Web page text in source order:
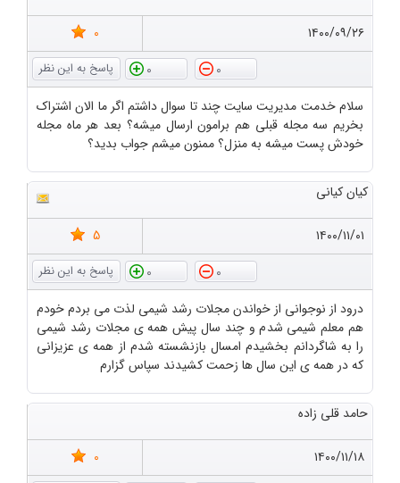
۱۴۰۰/۰۹/۲۶
0
0
0
سلام خدمت مدیریت سایت چند تا سوال داشتم اگر ما الان اشتراک
بخریم سه مجله قبلی هم برامون ارسال میشه؟ بعد هر ماه مجله
خودش پست میشه به منزل؟ ممنون میشم جواب بدید؟
کیان کیانی
۱۴۰۰/۱۱/۰۱
5
0
0
درود از نوجوانی از خواندن مجلات رشد شیمی لذت می بردم خودم
هم معلم شیمی شدم و چند سال پیش همه ی مجلات رشد شیمی
را به شاگردانم بخشیدم امسال بازنشسته شدم از همه ی عزیزانی
که در همه ی این سال ها زحمت کشیدند سپاس گزارم
حامد قلی زاده
۱۴۰۰/۱۱/۱۸
0